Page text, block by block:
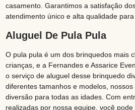
casamento. Garantimos a satisfação
atendimento único e alta qualidade
Aluguel De Pula Pula
O pula pula é um dos brinquedos mais
crianças, e a Fernandes e Assarice
o serviço de aluguel desse brinquedo
diferentes tamanhos e modelos,
diversão para todas as idades. Com
realizadas por nossa equipe, você